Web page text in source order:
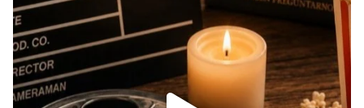
www.vaticannews.va/es/iglesia/news/2026-
07/carmina-historia-depresion-papa-viaje-
espana-testimoni...
Foto
View on Facebook · Share